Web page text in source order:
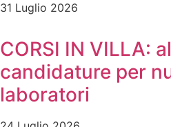
31 Luglio 2026
CORSI IN VILLA:
candidature per
laboratori